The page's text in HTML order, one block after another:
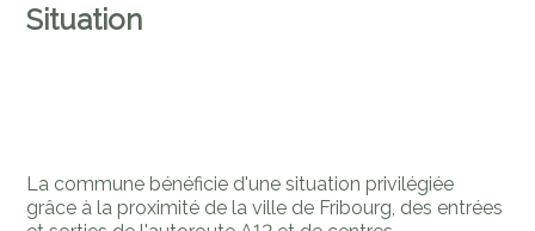
Situation
La commune bénéficie d'une situation privilégiée
grâce à la proximité de la ville de Fribourg, des entrées